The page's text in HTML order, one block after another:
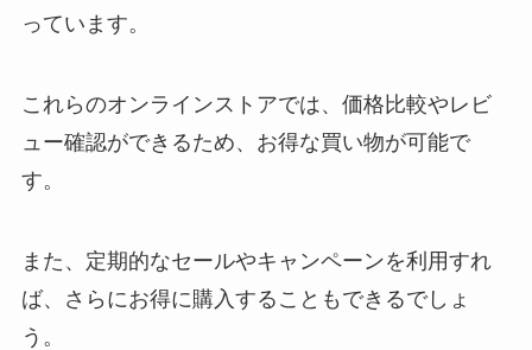
っています。
これらのオンラインストアでは、価格比較やレビ
ュー確認ができるため、お得な買い物が可能で
す。
また、定期的なセールやキャンペーンを利用すれ
ば、さらにお得に購入することもできるでしょ
う。